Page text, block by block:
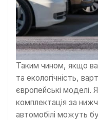
Таким чином, якщо
та екологічність,
європейські моделі.
комплектація за
автомобілі можуть